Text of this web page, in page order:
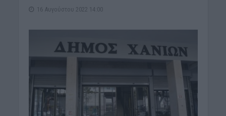
16 Αυγούστου 2022 14:00